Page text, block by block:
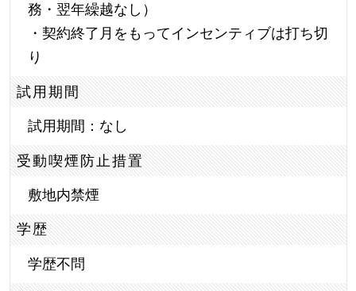
務・翌年繰越なし）
・契約終了月をもってインセンティブは打ち切
り
試用期間
試用期間：なし
受動喫煙防止措置
敷地内禁煙
学歴
学歴不問